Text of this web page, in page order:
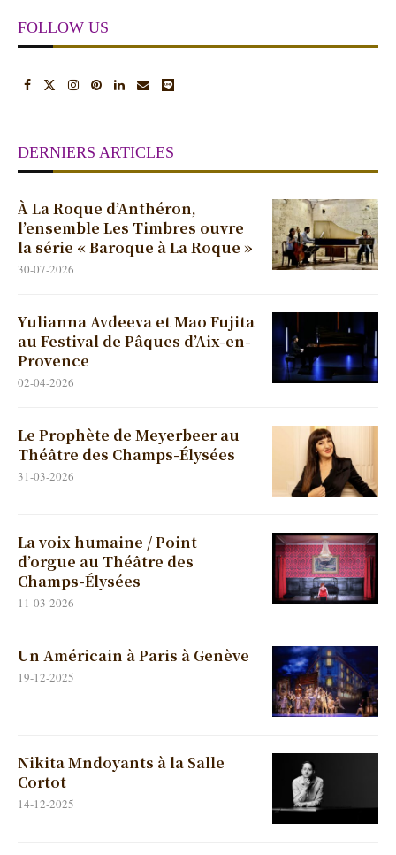
FOLLOW US
DERNIERS ARTICLES
À La Roque d’Anthéron,
l’ensemble Les Timbres ouvre
la série « Baroque à La Roque »
30-07-2026
Yulianna Avdeeva et Mao Fujita
au Festival de Pâques d’Aix-en-
Provence
02-04-2026
Le Prophète de Meyerbeer au
Théâtre des Champs-Élysées
31-03-2026
La voix humaine / Point
d’orgue au Théâtre des
Champs-Élysées
11-03-2026
Un Américain à Paris à Genève
19-12-2025
Nikita Mndoyants à la Salle
Cortot
14-12-2025